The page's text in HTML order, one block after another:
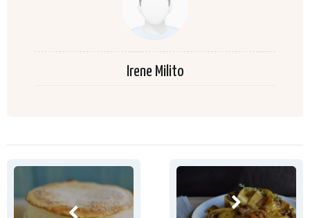
Irene Milito